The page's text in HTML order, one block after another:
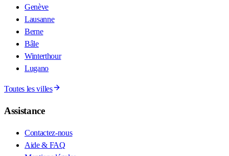
Genève
Lausanne
Berne
Bâle
Winterthour
Lugano
Toutes les villes
Assistance
Contactez-nous
Aide & FAQ